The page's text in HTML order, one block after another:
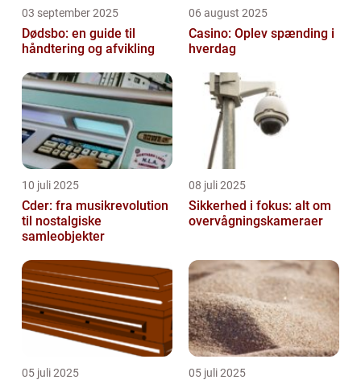
03 september 2025
Dødsbo: en guide til
håndtering og afvikling
06 august 2025
Casino: Oplev spænding i
hverdag
10 juli 2025
Cder: fra musikrevolution
til nostalgiske
samleobjekter
08 juli 2025
Sikkerhed i fokus: alt om
overvågningskameraer
05 juli 2025 05 juli 2025